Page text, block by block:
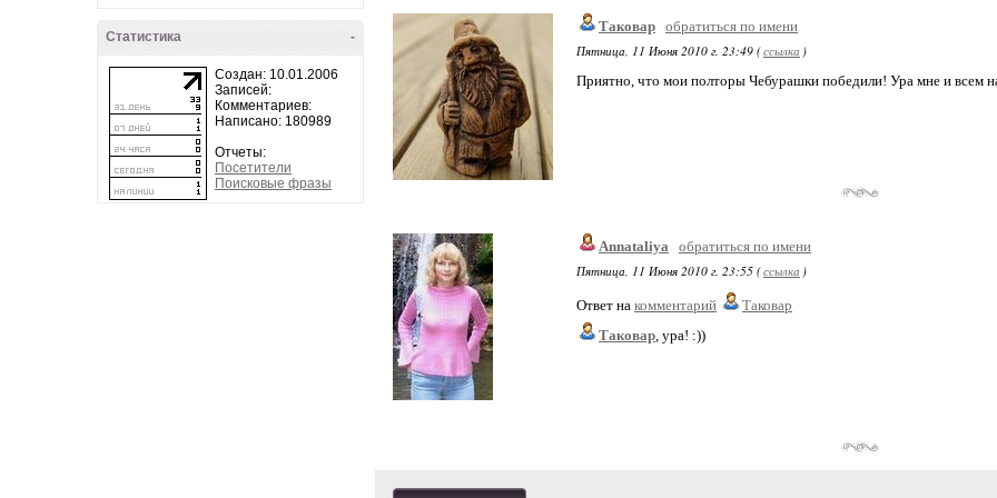
-
Статистика
Создан: 10.01.2006
Записей:
Комментариев:
Написано: 180989
Отчеты:
Посетители
Поисковые фразы
Таковар обратиться по имени
Пятница, 11 Июня 2010 г. 23:49 (ссылка )
Приятно, что мои полторы Чебурашки победили! Ура мне и всем
Annataliya
обратиться по имени
Пятница, 11 Июня 2010 г. 23:55 (ссылка )
Ответ на комментарий
Таковар
Таковар, ура! :))